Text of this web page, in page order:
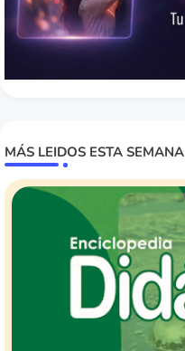
MÁS LEIDOS ESTA SEMANA